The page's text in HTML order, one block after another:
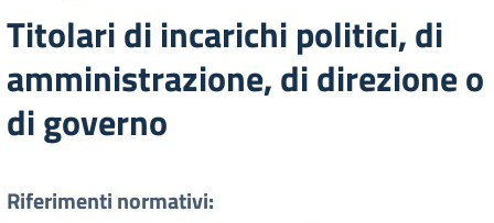
Titolari di incarichi politici, di
amministrazione, di direzione o
di governo
Riferimenti normativi: